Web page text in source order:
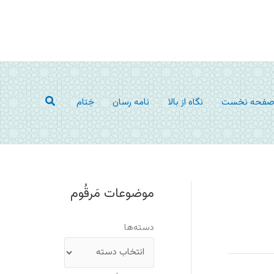
نخست نگاه از بالا نامه رسان خِتام جستجو
موضوعات مَرقُوم
دسته‌ها